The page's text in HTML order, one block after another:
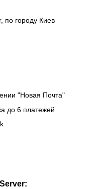
по городу Киев
"Новая Почта"
до 6 платежей